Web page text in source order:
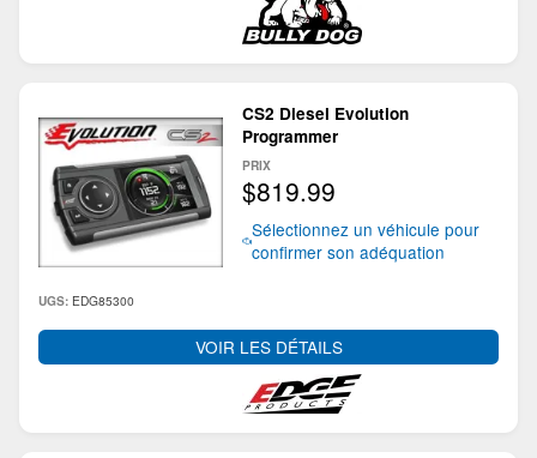
CS2 Diesel Evolution
Programmer
Sélectionnez un véhicule pour
confirmer son adéquation
PRIX
$819.99
UGS: EDG85300
VOIR LES DÉTAILS